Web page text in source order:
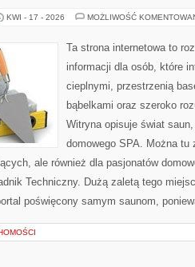
KWI - 17 - 2026 MOŻLIWOŚĆ
Ta strona internetowa to
informacji dla osób, które
cieplnymi, przestrzenią
bąbelkami oraz szeroko
Witryna opisuje świat
domowego SPA. Można tu
ale również dla pasjonatów
Techniczny. Dużą zaletą tego
poświęcony samym saunom,